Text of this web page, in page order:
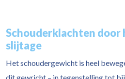
Schouderklachten door
slijtage
Het schoudergewicht is heel